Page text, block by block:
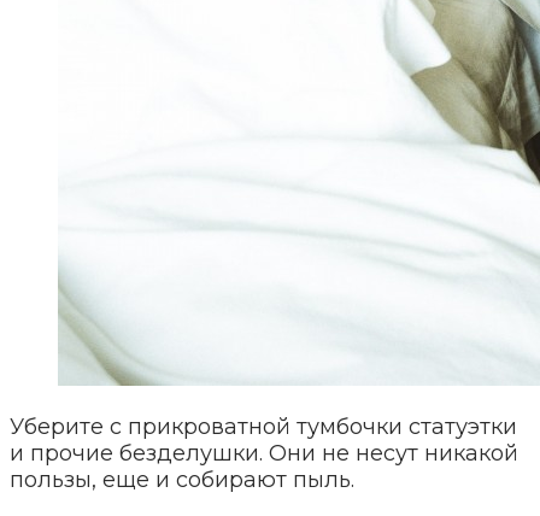
Уберите с прикроватной тумбочки статуэтки
и прочие безделушки. Они не несут никакой
пользы, еще и собирают пыль.